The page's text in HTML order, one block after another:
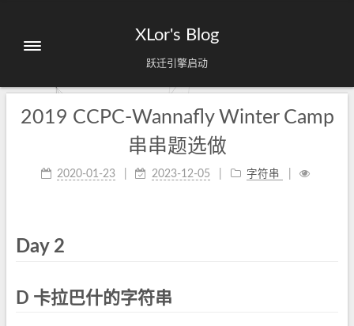
XLor's Blog
跃迁引擎启动
2019 CCPC-Wannafly Winter Camp
串串题选做
2020-01-23 2023-12-05 字符串
Day 2
D 卡拉巴什的字符串